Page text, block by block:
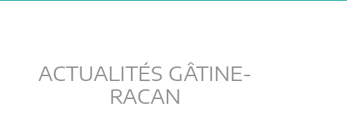
ACTUALITÉS GÂTINE-
RACAN